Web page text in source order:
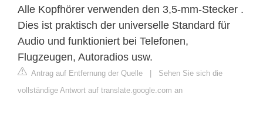
Alle Kopfhörer verwenden den 3,5-mm-Stecker .
Dies ist praktisch der universelle Standard für
Audio und funktioniert bei Telefonen,
Flugzeugen, Autoradios usw.
Antrag auf Entfernung der Quelle | Sehen Sie sich die
vollständige Antwort auf translate.google.com an